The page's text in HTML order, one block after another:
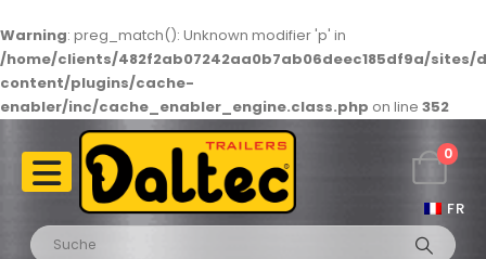
Warning: preg_match(): Unknown modifier 'p' in
/home/clients/482f2ab07242aa0b7ab06deec185df9a/
content/plugins/cache-
enabler/inc/cache_enabler_engine.class.php on line 352
FR
0